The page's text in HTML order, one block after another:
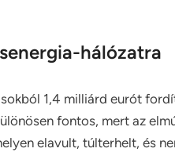
hálózatra
1,4 milliárd eurót
fontos, mert az
elavult, túlterhelt, és